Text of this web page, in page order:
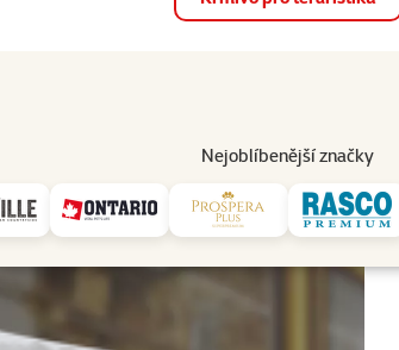
Nejoblíbenější značky
Prodejny Služby